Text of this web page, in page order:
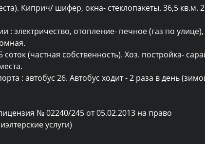
Киприч/ шифер, окна- стеклопакеты. 36,5 кв.м. 2
№ 02240/245 от 05.02.2013 на право
услуги)